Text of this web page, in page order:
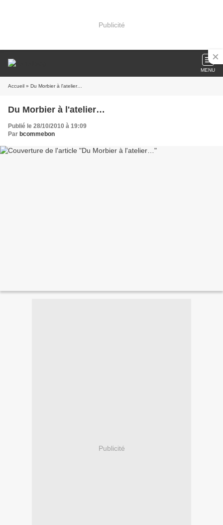
Publicité
MENU
Accueil » Du Morbier à l'atelier…
Du Morbier à l'atelier…
Publié le 28/10/2010 à 19:09
Par bcommebon
Publicité